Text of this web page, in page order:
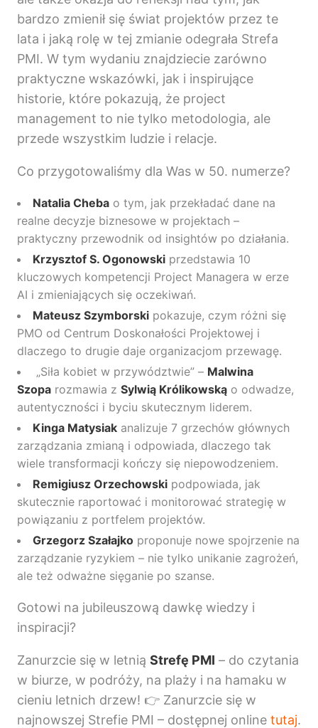
bardzo zmienił się świat projektów przez te
lata i jaką rolę w tej zmianie odegrała Strefa
PMI. W tym wydaniu znajdziecie zarówno
praktyczne wskazówki, jak i inspirujące
historie, które pokazują, że project
management to nie tylko metodologia, ale
przede wszystkim ludzie i relacje.
Co przygotowaliśmy dla Was w 50. numerze?
Natalia Cheba o tym, jak przekładać dane na
realne decyzje biznesowe w projektach –
praktyczny przewodnik od insightów po działania.
Krzysztof S. Ogonowski przedstawia 10
kluczowych kompetencji Project Managera w erze
AI i zmieniających się oczekiwań.
Mateusz Szymborski pokazuje, czym różni się
PMO od Centrum Doskonałości Projektowej i
dlaczego to drugie daje organizacjom przewagę.
„Siła kobiet w przywództwie” – Malwina
Szopa rozmawia z Sylwią Królikowską o odwadze,
autentyczności i byciu skutecznym liderem.
Kinga Matysiak analizuje 7 grzechów głównych
zarządzania zmianą i odpowiada, dlaczego tak
wiele transformacji kończy się niepowodzeniem.
Remigiusz Orzechowski podpowiada, jak
skutecznie raportować i monitorować strategię w
powiązaniu z portfelem projektów.
Grzegorz Szałajko proponuje nowe spojrzenie na
zarządzanie ryzykiem – nie tylko unikanie zagrożeń,
ale też odważne sięganie po szanse.
Gotowi na jubileuszową dawkę wiedzy i
inspiracji?
Zanurzcie się w letnią Strefę PMI – do czytania
w biurze, w podróży, na plaży i na hamaku w
cieniu letnich drzew! 👉 Zanurzcie się w
najnowszej Strefie PMI – dostępnej online tutaj.